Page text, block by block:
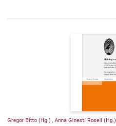
Gregor Bitto (Hg.) , Anna Ginestí Rosell (Hg.)